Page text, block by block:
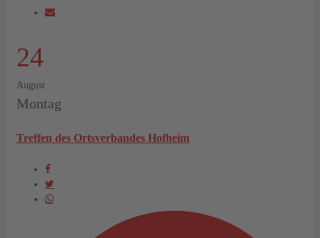
24
August
Montag
Treffen des Ortsverbandes Hofheim